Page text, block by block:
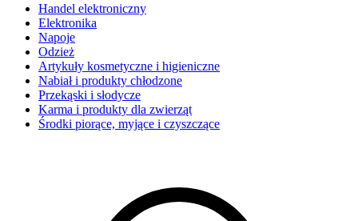
Handel elektroniczny
Elektronika
Napoje
Odzież
Artykuły kosmetyczne i higieniczne
Nabiał i produkty chłodzone
Przekąski i słodycze
Karma i produkty dla zwierząt
Środki piorące, myjące i czyszczące